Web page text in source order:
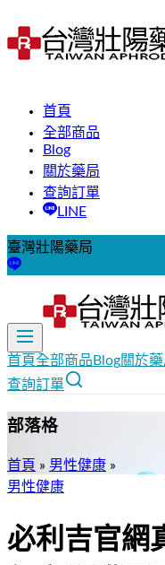
首頁
全部商品
Blog
關於藥局
查詢訂單
LINE
臺灣壯陽藥局
首頁全部商品 Blog關於
查詢訂單
部落格
首頁 » 男性健康 »
男性健康
必利吉官網